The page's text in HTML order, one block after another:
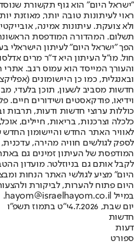
"ישראל היום" הוא גוף תקשורת
ראוי לעיתונות טובה יותר, מאוזנת
ולא צועקת. עיתונות אמינה,
הפך "ישראל היום" לעיתון הישראלי
חול. מו"ל העיתון היא ד"ר מרים
והעורך המייסד הוא עמוס רגב.
חדשות מסביב לשעון, תוכן בלעדי,
וידיאו, פודקאסטים ושידורים חיים.
כוללות ערוצי חדשות ודעות, תרבות
לאוויר האתר החדש והיישומון
לספק לגולשים חוויה מהירה,
המודפסת של העיתון זמינים גם
לקבל אותם גם בניוזלטר. מועדון
היום" מציע לגולשי האתר הנחות
היום פתוח להערות, לביקורת
במייל hayom@israelhayom.co.il.
יום שבת, 4.7.2026
י"ט בתמוז תשפ"ו
חדשות
דעות
ספורט